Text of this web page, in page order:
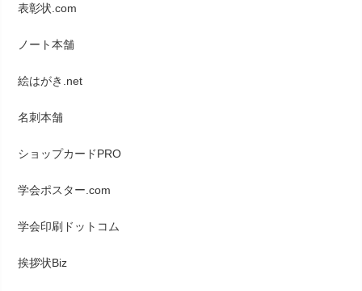
表彰状.com
ノート本舗
絵はがき.net
名刺本舗
ショップカードPRO
学会ポスター.com
学会印刷ドットコム
挨拶状Biz